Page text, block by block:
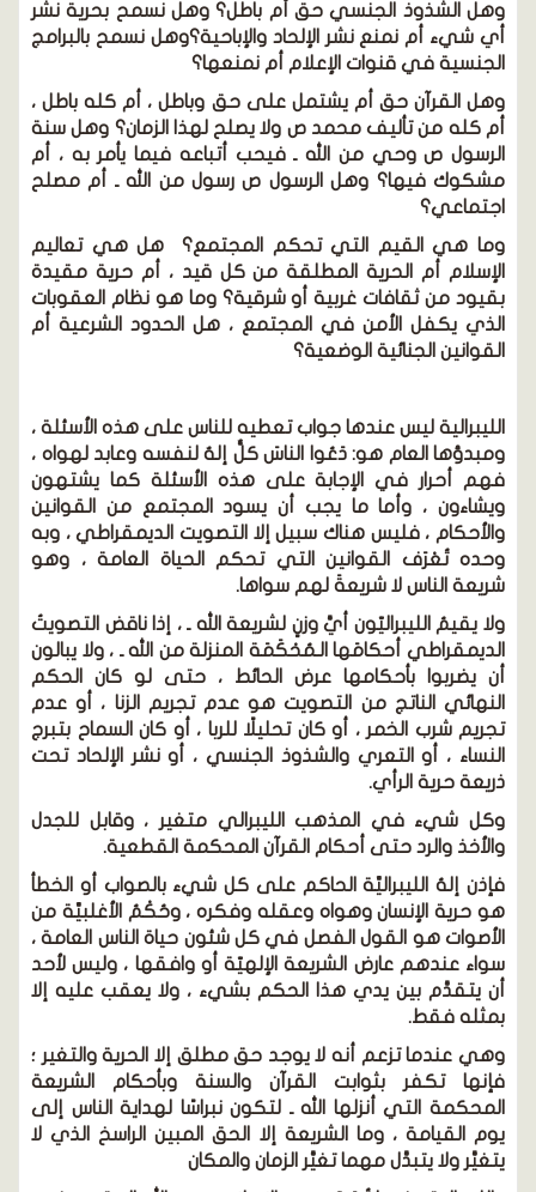
وهل الشذوذ الجنسي حق أم باطل؟ وهل نسمح بحرية نشر
أي شيء أم نمنع نشر الإلحاد والإباحية؟وهل نسمح بالبرامج
الجنسية في قنوات الإعلام أم نمنعها؟
وهل القرآن حق أم يشتمل على حق وباطل ، أم كله باطل ،
أم كله من تأليف محمد ص ولا يصلح لهذا الزمان؟ وهل سنة
الرسول ص وحي من الله ـ فيحب أتباعه فيما يأمر به ، أم
مشكوك فيها؟ وهل الرسول ص رسول من الله ـ أم مصلح
اجتماعي؟
وما هي القيم التي تحكم المجتمع؟ هل هي تعاليم
الإسلام أم الحرية المطلقة من كل قيد ، أم حرية مقيدة
بقيود من ثقافات غربية أو شرقية؟ وما هو نظام العقوبات
الذي يكفل الأمن في المجتمع ، هل الحدود الشرعية أم
القوانين الجنائية الوضعية؟
الليبرالية ليس عندها جواب تعطيه للناس على هذه الأسئلة ،
ومبدؤها العام هو: دَعُوا الناسَ كلٌّ إلهٌ لنفسه وعابد لهواه ،
فهم أحرار في الإجابة على هذه الأسئلة كما يشتهون
ويشاءون ، وأما ما يجب أن يسود المجتمع من القوانين
والأحكام ، فليس هناك سبيل إلا التصويت الديمقراطي ، وبه
وحده تُعْرَف القوانين التي تحكم الحياة العامة ، وهو
شريعة الناس لا شريعةَ لهم سواها.
ولا يقيمُ الليبراليّون أيَّ وزنٍ لشريعة الله ـ ، إذا ناقض التصويتُ
الديمقراطي أحكامَها الـمُحْكَمَة المنزلة من الله ـ ، ولا يبالون
أن يضربوا بأحكامها عرض الحائط ، حتى لو كان الحكم
النهائي الناتج من التصويت هو عدم تجريم الزنا ، أو عدم
تجريم شرب الخمر ، أو كان تحليلًا للربا ، أو كان السماح بتبرج
النساء ، أو التعري والشذوذ الجنسي ، أو نشر الإلحاد تحت
ذريعة حرية الرأي.
وكل شيء في المذهب الليبرالي متغير ، وقابل للجدل
والأخذ والرد حتى أحكام القرآن المحكمة القطعية.
فإذن إلهُ الليبراليِّة الحاكم على كل شيء بالصواب أو الخطأ
هو حرية الإنسان وهواه وعقله وفكره ، وحُكْمُ الأغلبيِّة من
الأصوات هو القول الفصل في كل شئون حياة الناس العامة ،
سواء عندهم عارض الشريعة الإلهيّة أو وافقها ، وليس لأحد
أن يتقدَّم بين يدي هذا الحكم بشيء ، ولا يعقب عليه إلا
بمثله فقط.
وهي عندما تزعم أنه لا يوجد حق مطلق إلا الحرية والتغير ؛
فإنها تكفر بثوابت القرآن والسنة وبأحكام الشريعة
المحكمة التي أنزلها الله ـ لتكون نبراسًا لهداية الناس إلى
يوم القيامة ، وما الشريعة إلا الحق المبين الراسخ الذي لا
يتغيَّر ولا يتبدَّل مهما تغيَّر الزمان والمكان